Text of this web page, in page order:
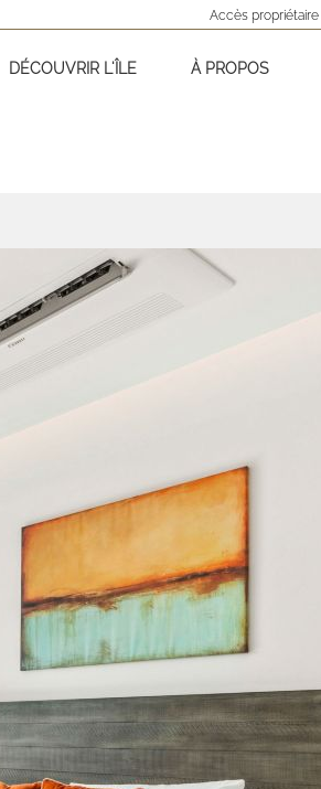
Accès propriétaire
DÉCOUVRIR L'ÎLE À PROPOS